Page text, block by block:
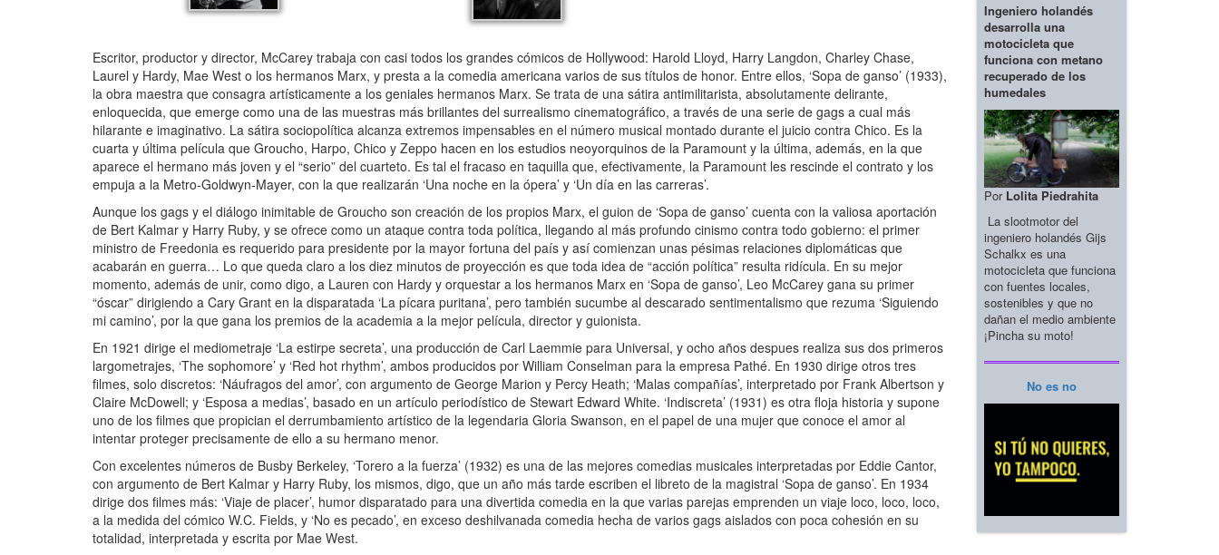
Escritor, productor y director, McCarey trabaja con casi todos los grandes cómicos de Hollywood: Harold Lloyd, Harry Langdon, Charley Chase,
Laurel y Hardy, Mae West o los hermanos Marx, y presta a la comedia americana varios de sus títulos de honor. Entre ellos, ‘Sopa de ganso’ (1933),
la obra maestra que consagra artísticamente a los geniales hermanos Marx. Se trata de una sátira antimilitarista, absolutamente delirante,
enloquecida, que emerge como una de las muestras más brillantes del surrealismo cinematográfico, a través de una serie de gags a cual más
hilarante e imaginativo. La sátira sociopolítica alcanza extremos impensables en el número musical montado durante el juicio contra Chico. Es la
cuarta y última película que Groucho, Harpo, Chico y Zeppo hacen en los estudios neoyorquinos de la Paramount y la última, además, en la que
aparece el hermano más joven y el “serio” del cuarteto. Es tal el fracaso en taquilla que, efectivamente, la Paramount les rescinde el contrato y los
empuja a la Metro-Goldwyn-Mayer, con la que realizarán ‘Una noche en la ópera’ y ‘Un día en las carreras’.
Aunque los gags y el diálogo inimitable de Groucho son creación de los propios Marx, el guion de ‘Sopa de ganso’ cuenta con la valiosa aportación
de Bert Kalmar y Harry Ruby, y se ofrece como un ataque contra toda política, llegando al más profundo cinismo contra todo gobierno: el primer
ministro de Freedonia es requerido para presidente por la mayor fortuna del país y así comienzan unas pésimas relaciones diplomáticas que
acabarán en guerra… Lo que queda claro a los diez minutos de proyección es que toda idea de “acción política” resulta ridícula. En su mejor
momento, además de unir, como digo, a Lauren con Hardy y orquestar a los hermanos Marx en ‘Sopa de ganso’, Leo McCarey gana su primer
“óscar” dirigiendo a Cary Grant en la disparatada ‘La pícara puritana’, pero también sucumbe al descarado sentimentalismo que rezuma ‘Siguiendo
mi camino’, por la que gana los premios de la academia a la mejor película, director y guionista.
En 1921 dirige el mediometraje ‘La estirpe secreta’, una producción de Carl Laemmie para Universal, y ocho años despues realiza sus dos primeros
largometrajes, ‘The sophomore’ y ‘Red hot rhythm’, ambos producidos por William Conselman para la empresa Pathé. En 1930 dirige otros tres
filmes, solo discretos: ‘Náufragos del amor’, con argumento de George Marion y Percy Heath; ‘Malas compañías’, interpretado por Frank Albertson y
Claire McDowell; y ‘Esposa a medias’, basado en un artículo periodístico de Stewart Edward White. ‘Indiscreta’ (1931) es otra floja historia y supone
uno de los filmes que propician el derrumbamiento artístico de la legendaria Gloria Swanson, en el papel de una mujer que conoce el amor al
intentar proteger precisamente de ello a su hermano menor.
Con excelentes números de Busby Berkeley, ‘Torero a la fuerza’ (1932) es una de las mejores comedias musicales interpretadas por Eddie Cantor,
con argumento de Bert Kalmar y Harry Ruby, los mismos, digo, que un año más tarde escriben el libreto de la magistral ‘Sopa de ganso’. En 1934
dirige dos filmes más: ‘Viaje de placer’, humor disparatado para una divertida comedia en la que varias parejas emprenden un viaje loco, loco, loco,
a la medida del cómico W.C. Fields, y ‘No es pecado’, en exceso deshilvanada comedia hecha de varios gags aislados con poca cohesión en su
totalidad, interpretada y escrita por Mae West.
Ingeniero holandés
desarrolla una
motocicleta que
funciona con metano
recuperado de los
humedales
Por Lolita Piedrahita
La slootmotor del
ingeniero holandés Gijs
Schalkx es una
motocicleta que funciona
con fuentes locales,
sostenibles y que no
dañan el medio ambiente
¡Pincha su moto!
No es no